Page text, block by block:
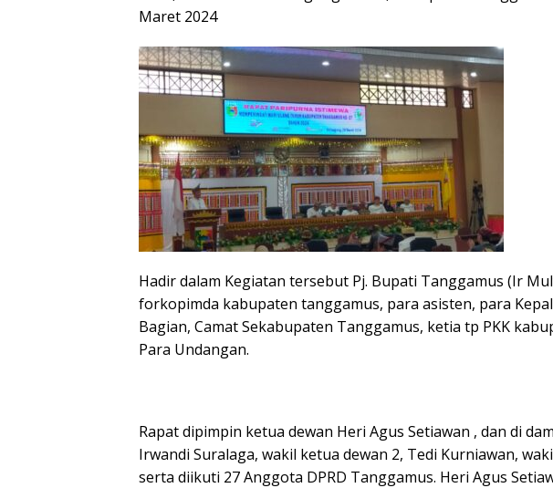
Maret 2024
Hadir dalam Kegiatan tersebut Pj. Bupati Tanggamus (Ir
forkopimda kabupaten tanggamus, para asisten, para
Bagian, Camat Sekabupaten Tanggamus, ketia tp PKK
Para Undangan.
Rapat dipimpin ketua dewan Heri Agus Setiawan , dan di
Irwandi Suralaga, wakil ketua dewan 2, Tedi Kurniawan,
serta diikuti 27 Anggota DPRD Tanggamus. Heri Agus